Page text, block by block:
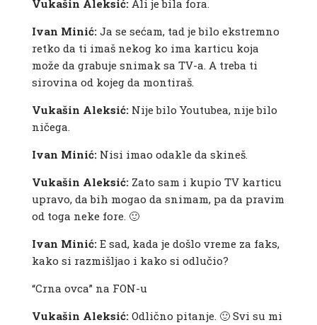
Vukašin Aleksić:Ali je bila fora.
Ivan Minić:Ja se sećam, tad je bilo ekstremno
retko da ti imaš nekog ko ima karticu koja
može da grabuje snimak sa TV-a. A treba ti
sirovina od kojeg da montiraš.
Vukašin Aleksić:Nije bilo Youtubea, nije bilo
ničega.
Ivan Minić:Nisi imao odakle da skineš.
Vukašin Aleksić:Zato sam i kupio TV karticu
upravo, da bih mogao da snimam, pa da pravim
od toga neke fore. 🙂
Ivan Minić:E sad, kada je došlo vreme za faks,
kako si razmišljao i kako si odlučio?
“Crna ovca” na FON-u
Vukašin Aleksić:Odlično pitanje. 🙂 Svi su mi